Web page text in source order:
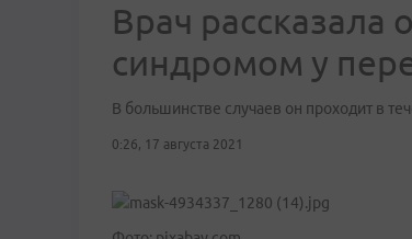
Врач рассказала
синдромом у
В большинстве случаев он проходит в
0:26, 17 августа 2021